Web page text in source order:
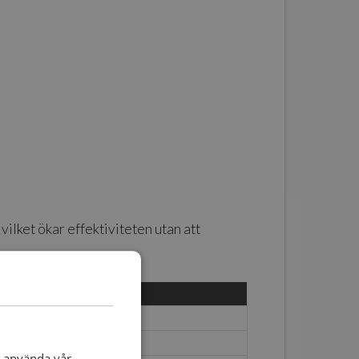
vilket ökar effektiviteten utan att